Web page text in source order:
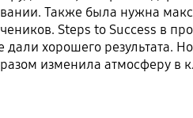
Также была нужна
Steps to Success в
хорошего результата.
изменила атмосферу в